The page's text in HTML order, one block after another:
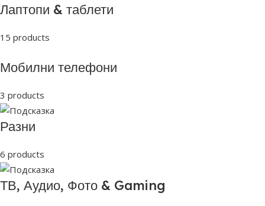
Лаптопи & таблети
15 products
Мобилни телефони
3 products
Разни
6 products
ТВ, Аудио, Фото & Gaming